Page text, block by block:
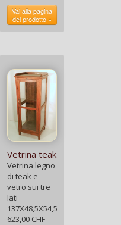
Vai alla pagina
del prodotto »
Vetrina teak
Vetrina legno
di teak e
vetro sui tre
lati
137X48,5X54,5
623,00 CHF